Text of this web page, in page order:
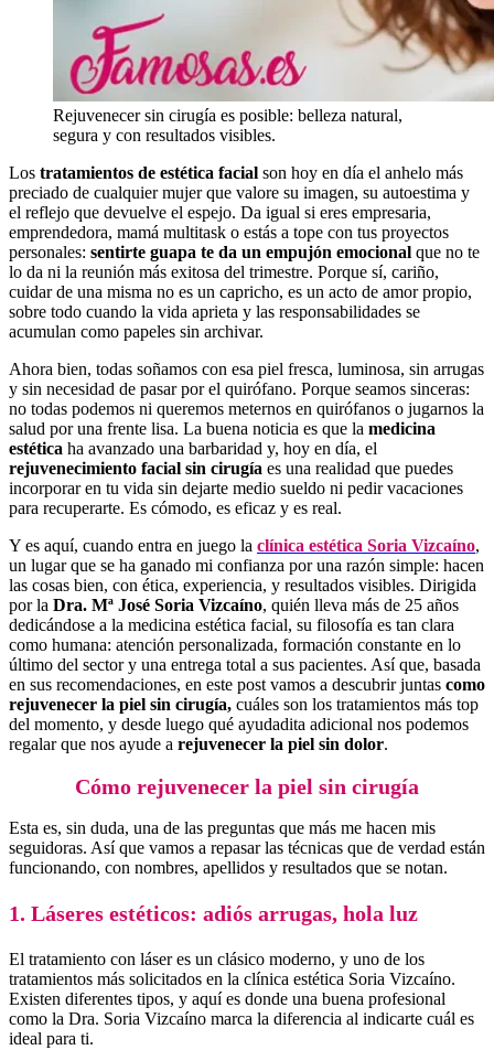
Rejuvenecer sin cirugía es posible: belleza natural,
segura y con resultados visibles.
Los tratamientos de estética facial son hoy en día el anhelo más
preciado de cualquier mujer que valore su imagen, su autoestima y
el reflejo que devuelve el espejo. Da igual si eres empresaria,
emprendedora, mamá multitask o estás a tope con tus proyectos
personales: sentirte guapa te da un empujón emocional que no te
lo da ni la reunión más exitosa del trimestre. Porque sí, cariño,
cuidar de una misma no es un capricho, es un acto de amor propio,
sobre todo cuando la vida aprieta y las responsabilidades se
acumulan como papeles sin archivar.
Ahora bien, todas soñamos con esa piel fresca, luminosa, sin arrugas
y sin necesidad de pasar por el quirófano. Porque seamos sinceras:
no todas podemos ni queremos meternos en quirófanos o jugarnos la
salud por una frente lisa. La buena noticia es que la medicina
estética ha avanzado una barbaridad y, hoy en día, el
rejuvenecimiento facial sin cirugía es una realidad que puedes
incorporar en tu vida sin dejarte medio sueldo ni pedir vacaciones
para recuperarte. Es cómodo, es eficaz y es real.
Y es aquí, cuando entra en juego la clínica estética Soria Vizcaíno,
un lugar que se ha ganado mi confianza por una razón simple: hacen
las cosas bien, con ética, experiencia, y resultados visibles. Dirigida
por la Dra. Mª José Soria Vizcaíno, quién lleva más de 25 años
dedicándose a la medicina estética facial, su filosofía es tan clara
como humana: atención personalizada, formación constante en lo
último del sector y una entrega total a sus pacientes. Así que, basada
en sus recomendaciones, en este post vamos a descubrir juntas como
rejuvenecer la piel sin cirugía, cuáles son los tratamientos más top
del momento, y desde luego qué ayudadita adicional nos podemos
regalar que nos ayude a rejuvenecer la piel sin dolor.
Cómo rejuvenecer la piel sin cirugía
Esta es, sin duda, una de las preguntas que más me hacen mis
seguidoras. Así que vamos a repasar las técnicas que de verdad están
funcionando, con nombres, apellidos y resultados que se notan.
1. Láseres estéticos: adiós arrugas, hola luz
El tratamiento con láser es un clásico moderno, y uno de los
tratamientos más solicitados en la clínica estética Soria Vizcaíno.
Existen diferentes tipos, y aquí es donde una buena profesional
como la Dra. Soria Vizcaíno marca la diferencia al indicarte cuál es
ideal para ti.